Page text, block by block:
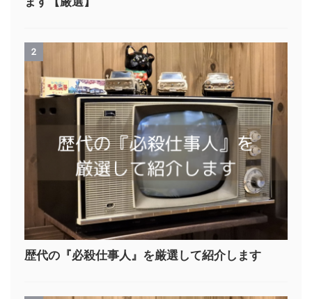
2
歴代の『必殺仕事人』を厳選して紹介します